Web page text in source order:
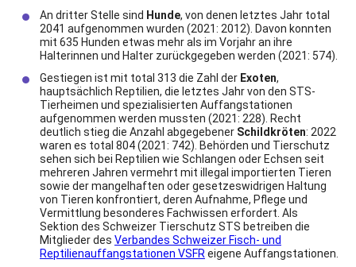
An dritter Stelle sind Hunde, von denen letztes Jahr total
2041 aufgenommen wurden (2021: 2012). Davon konnten
mit 635 Hunden etwas mehr als im Vorjahr an ihre
Halterinnen und Halter zurückgegeben werden (2021: 574).
Gestiegen ist mit total 313 die Zahl der Exoten,
hauptsächlich Reptilien, die letztes Jahr von den STS-
Tierheimen und spezialisierten Auffangstationen
aufgenommen werden mussten (2021: 228). Recht
deutlich stieg die Anzahl abgegebener Schildkröten: 2022
waren es total 804 (2021: 742). Behörden und Tierschutz
sehen sich bei Reptilien wie Schlangen oder Echsen seit
mehreren Jahren vermehrt mit illegal importierten Tieren
sowie der mangelhaften oder gesetzeswidrigen Haltung
von Tieren konfrontiert, deren Aufnahme, Pflege und
Vermittlung besonderes Fachwissen erfordert. Als
Sektion des Schweizer Tierschutz STS betreiben die
Mitglieder des Verbandes Schweizer Fisch- und
Reptilienauffangstationen VSFReigene Auffangstationen.